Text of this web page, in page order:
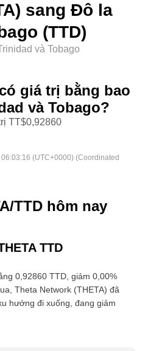
sang Đô la
(TTD)
và Tobago
giá trị bằng bao
và Tobago?
TT$0,92860
06:03:16 (UTC+0000) (Coordinated
TTD hôm nay
TTD
0,92860 TTD, giảm 0,00%
Theta Network (THETA) đã
hướng đi xuống, đang giảm